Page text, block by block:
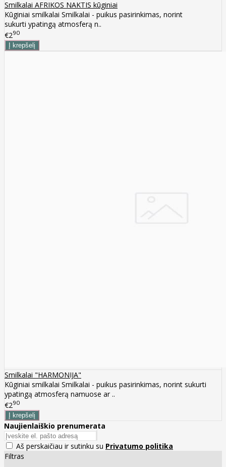
Smilkalai AFRIKOS NAKTIS kūginiai
Kūginiai smilkalai Smilkalai - puikus pasirinkimas, norint
sukurti ypatingą atmosferą n..
€290
Smilkalai "HARMONIJA"
Kūginiai smilkalai Smilkalai - puikus pasirinkimas, norint sukurti
ypatingą atmosferą namuose ar ..
€290
Naujienlaiškio prenumerata
Aš perskaičiau ir sutinku su Privatumo politika
Filtras